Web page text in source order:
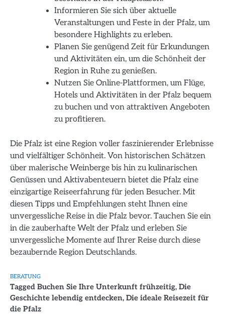
Informieren Sie sich über aktuelle
Veranstaltungen und Feste in der Pfalz, um
besondere Highlights zu erleben.
Planen Sie genügend Zeit für Erkundungen
und Aktivitäten ein, um die Schönheit der
Region in Ruhe zu genießen.
Nutzen Sie Online-Plattformen, um Flüge,
Hotels und Aktivitäten in der Pfalz bequem
zu buchen und von attraktiven Angeboten
zu profitieren.
Die Pfalz ist eine Region voller faszinierender Erlebnisse
und vielfältiger Schönheit. Von historischen Schätzen
über malerische Weinberge bis hin zu kulinarischen
Genüssen und Aktivabenteuern bietet die Pfalz eine
einzigartige Reiseerfahrung für jeden Besucher. Mit
diesen Tipps und Empfehlungen steht Ihnen eine
unvergessliche Reise in die Pfalz bevor. Tauchen Sie ein
in die zauberhafte Welt der Pfalz und erleben Sie
unvergessliche Momente auf Ihrer Reise durch diese
bezaubernde Region Deutschlands.
BERATUNG
Tagged Buchen Sie Ihre Unterkunft frühzeitig, Die
Geschichte lebendig entdecken, Die ideale Reisezeit für
die Pfalz